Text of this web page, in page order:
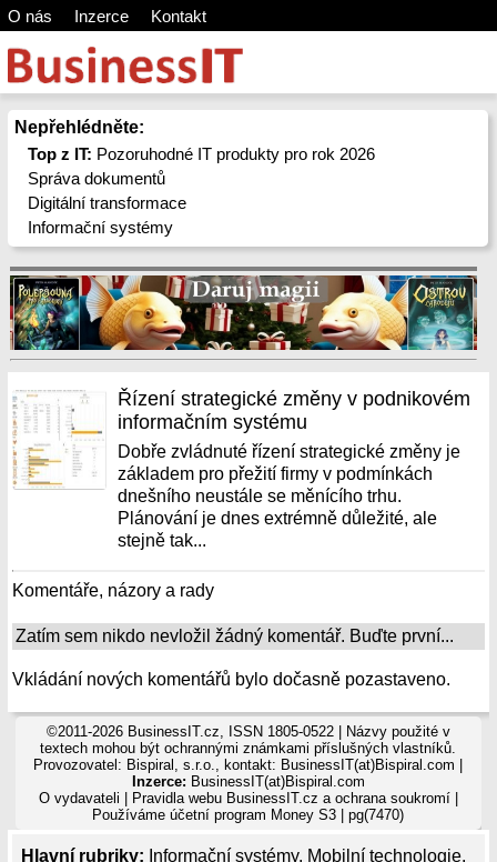
O nás Inzerce Kontakt
Nepřehlédněte:
Top z IT: Pozoruhodné IT produkty pro rok 2026
Správa dokumentů
Digitální transformace
Informační systémy
Hlavní rubriky: Informační systémy, Mobilní technologie,
Řízení strategické změny v podnikovém
informačním systému
Dobře zvládnuté řízení strategické změny je
základem pro přežití firmy v podmínkách
dnešního neustále se měnícího trhu.
Plánování je dnes extrémně důležité, ale
stejně tak...
Komentáře, názory a rady
Zatím sem nikdo nevložil žádný komentář. Buďte první...
Vkládání nových komentářů bylo dočasně pozastaveno.
©2011-2026 BusinessIT.cz, ISSN 1805-0522 | Názvy použité v
textech mohou být ochrannými známkami příslušných vlastníků.
Provozovatel: Bispiral, s.r.o., kontakt: BusinessIT(at)Bispiral.com |
Inzerce: BusinessIT(at)Bispiral.com
O vydavateli
Pravidla webu BusinessIT.cz a ochrana soukromí|
Používámeúčetní program Money S3 | pg(7470)